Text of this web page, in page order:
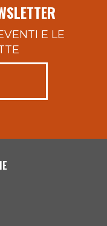
E LE